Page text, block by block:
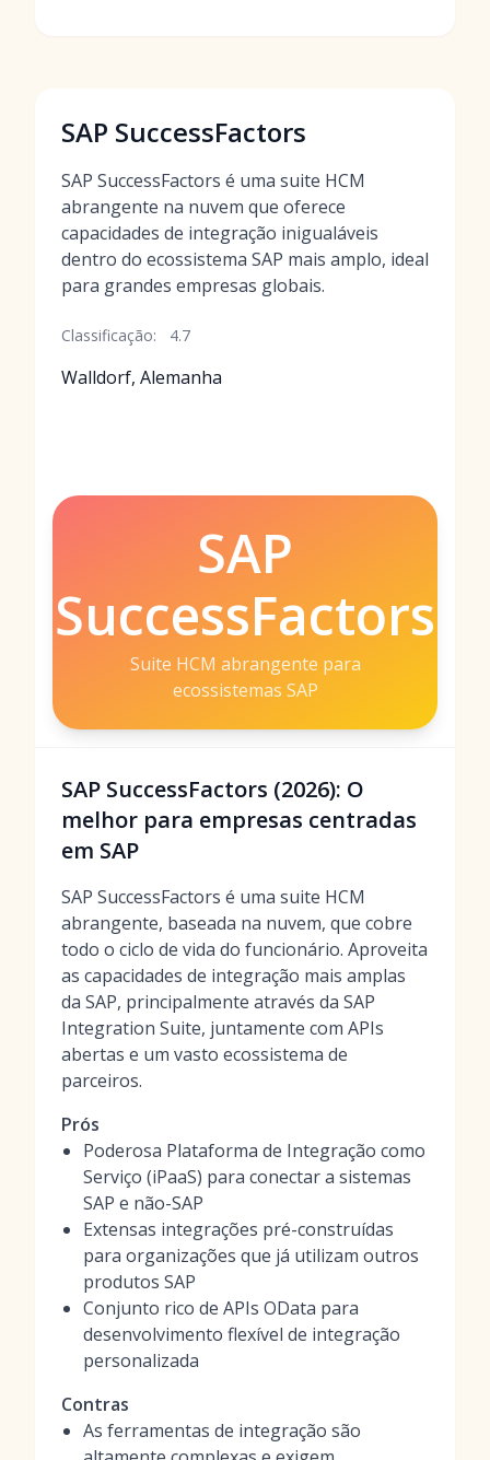
SAP SuccessFactors
SAP SuccessFactors é uma suite HCM
abrangente na nuvem que oferece
capacidades de integração inigualáveis
dentro do ecossistema SAP mais amplo, ideal
para grandes empresas globais.
Classificação: 4.7
Walldorf, Alemanha
SAP
SuccessFactors
Suite HCM abrangente para
ecossistemas SAP
SAP SuccessFactors (2026): O
melhor para empresas centradas
em SAP
SAP SuccessFactors é uma suite HCM
abrangente, baseada na nuvem, que cobre
todo o ciclo de vida do funcionário. Aproveita
as capacidades de integração mais amplas
da SAP, principalmente através da SAP
Integration Suite, juntamente com APIs
abertas e um vasto ecossistema de
parceiros.
Prós
Poderosa Plataforma de Integração como
Serviço (iPaaS) para conectar a sistemas
SAP e não-SAP
Extensas integrações pré-construídas
para organizações que já utilizam outros
produtos SAP
Conjunto rico de APIs OData para
desenvolvimento flexível de integração
personalizada
Contras
As ferramentas de integração são